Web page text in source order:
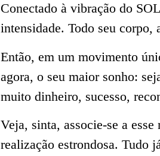
Conectado à vibração do
intensidade. Todo seu
Então, em um movimento
agora, o seu maior sonho:
muito dinheiro, sucesso,
Veja, sinta, associe-se a
realização estrondosa. Tudo